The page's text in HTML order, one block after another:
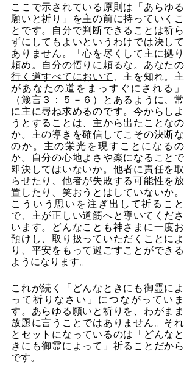
ここで示されている原則は「あらゆる
願いと祈り」を主の前に持っていくこ
とです。自分で判断できることは祈ら
ずにしてもよいというわけでは決して
ありません。「心を尽くして主に拠り
頼め。自分の悟りに頼るな。 あなたの
行く道すべてにおいて 、主を知れ。主
があなたの道をまっすぐにされる」
（箴言３：５－６）とあるように、常
に主に尋ね求めるのです。今からしよ
うとすることは、主から出たことなの
か。主の導きを確信してこその決断な
のか。主の栄光を現すことになるの
か。自分の心地よさや楽になることで
即決してはいないか。他者に責任を取
らせたり、他者が失敗する可能性を放
置したり、笑おうとはしていないか。
こういう思いを注ぎ出して祈ること
で、主が正しい道筋へと導いてくださ
います。どんなことも神さまに一度お
預けし、取り扱っていただくことによ
り、平安をもって過ごすことができる
ようになります。
これが続く「どんなときにも御霊によ
って祈りなさい」につながっていま
す。あらゆる願いと祈りを、わがまま
放題に言うことではありません。それ
とセットになっているのは「どんなと
きにも御霊によって」祈ることだから
です。